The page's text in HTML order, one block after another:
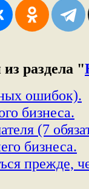
раздела "
ошибок).
бизнеса.
(7
бизнеса.
прежде,